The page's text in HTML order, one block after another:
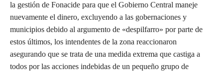
la gestión de Fonacide para que el Gobierno Central maneje
nuevamente el dinero, excluyendo a las gobernaciones y
municipios debido al argumento de «despilfarro» por parte de
estos últimos, los intendentes de la zona reaccionaron
asegurando que se trata de una medida extrema que castiga a
todos por las acciones indebidas de un pequeño grupo de